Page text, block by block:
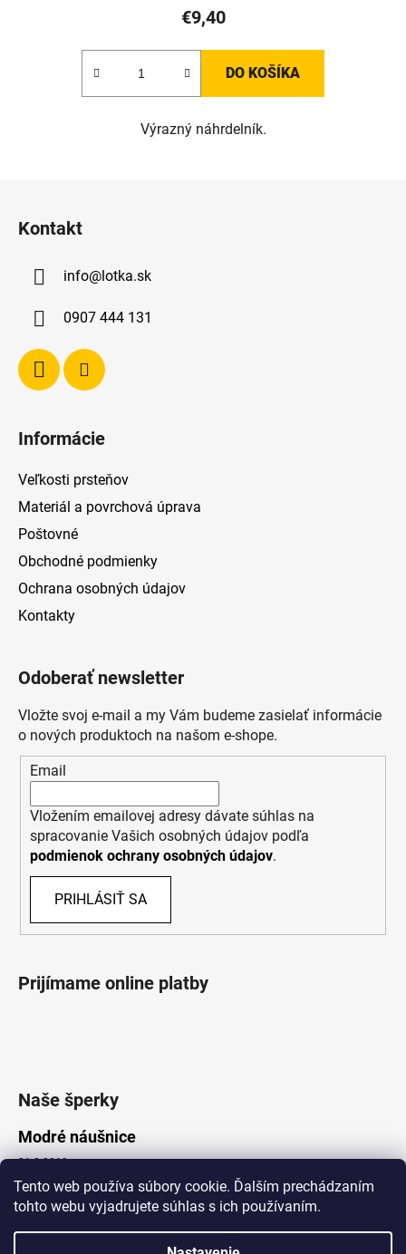
Tento web používa súbory cookie. Ďalším prechádzaním
tohto webu vyjadrujete súhlas s ich používaním.
€9,40
DO KOŠÍKA
Výrazný náhrdelník.
Kontakt
info@lotka.sk
0907 444 131
Informácie
Veľkosti prsteňov
Materiál a povrchová úprava
Poštovné
Obchodné podmienky
Ochrana osobných údajov
Kontakty
Odoberať newsletter
Vložte svoj e-mail a my Vám budeme zasielať informácie
o nových produktoch na našom e-shope.
Email
Vložením emailovej adresy dávate súhlas na
spracovanie Vašich osobných údajov podľa
podmienok ochrany osobných údajov.
PRIHLÁSIŤ SA
Prijímame online platby
Naše šperky
Modré náušnice
21.8.2019
Vytvoril Shoptet